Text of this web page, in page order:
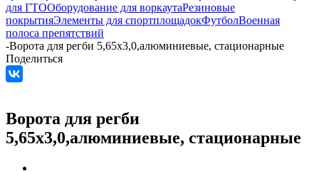
для ГТООборудование для воркаутаРезиновые
покрытияЭлементы для спортплощадокФутболВоенная
полоса препятствий
-Ворота для регби 5,65х3,0,алюминиевые, стационарные
Поделиться
Ворота для регби
5,65х3,0,алюминиевые, стационарные